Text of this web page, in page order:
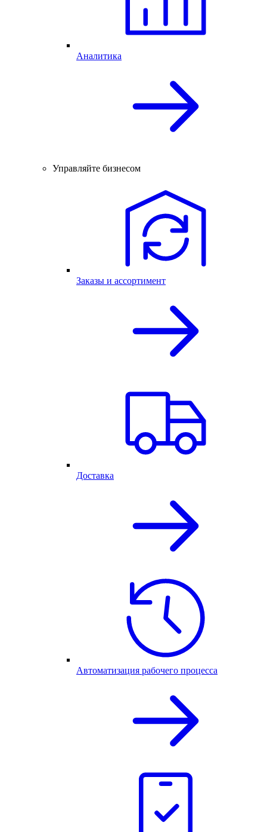
Аналитика
Управляйте бизнесом
Заказы и ассортимент
Доставка
Автоматизация рабочего процесса